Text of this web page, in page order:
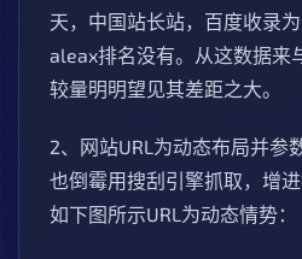
天，中国站长站，百度收录
aleax排名没有。从这数据来
较量明明望见其差距之大。
2、网站URL为动态布局并参
也倒霉用搜刮引擎抓取，增进
如下图所示URL为动态情势：